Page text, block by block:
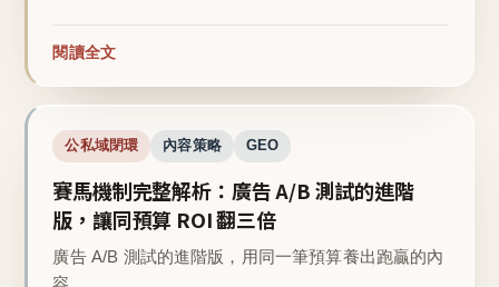
閱讀全文
公私域閉環 內容策略 GEO
賽馬機制完整解析：廣告 A/B 測試的進階
版，讓同預算 ROI 翻三倍
廣告 A/B 測試的進階版，用同一筆預算養出跑贏的內